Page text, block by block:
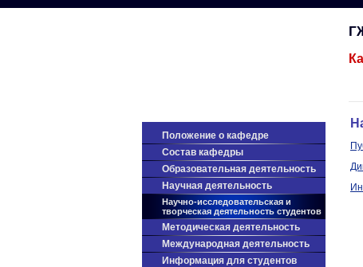
Положение о кафедре
Состав кафедры
Образовательная деятельность
Научная деятельность
Научно-исследовательская и
творческая деятельность студентов
Методическая деятельность
Международная деятельность
Информация для студентов